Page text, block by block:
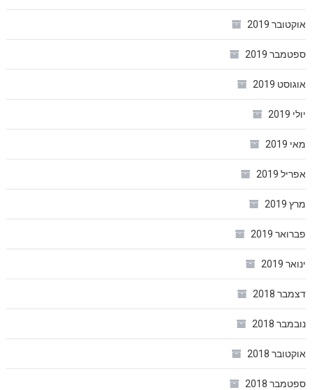
אוקטובר 2019
ספטמבר 2019
אוגוסט 2019
יולי 2019
מאי 2019
אפריל 2019
מרץ 2019
פברואר 2019
ינואר 2019
דצמבר 2018
נובמבר 2018
אוקטובר 2018
ספטמבר 2018